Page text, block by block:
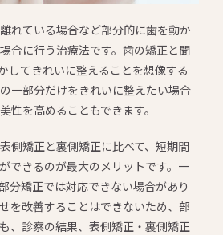
れている場合など部分的に歯を動か
合に行う治療法です。歯の矯正と聞
してきれいに整えることを想像する
一部分だけをきれいに整えたい場合
性を高めることもできます。
側矯正と裏側矯正に比べて、短期間
できるのが最大のメリットです。一
分矯正では対応できない場合があり
を改善することはできないため、部
、診察の結果、表側矯正・裏側矯正